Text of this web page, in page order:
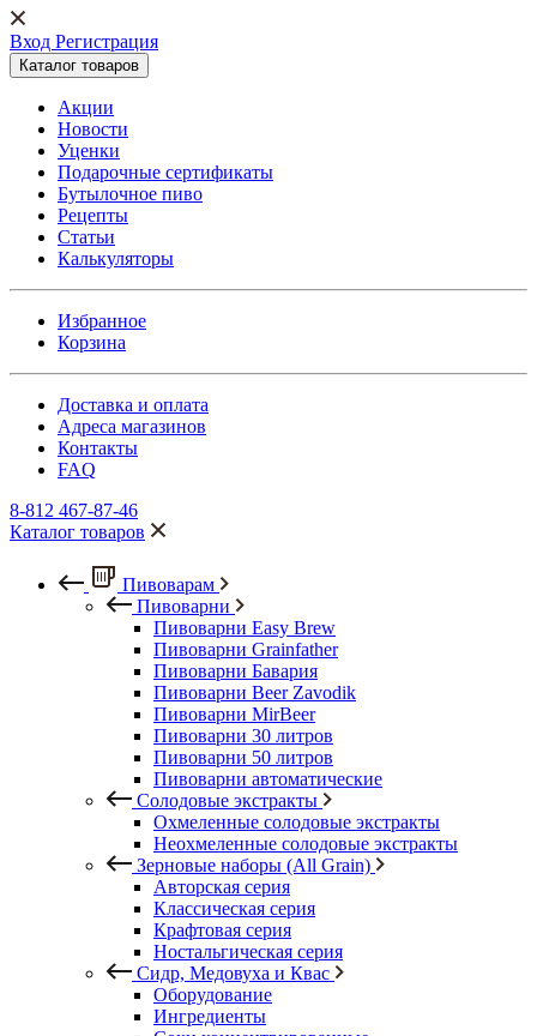
Вход Регистрация
Каталог товаров
Акции
Новости
Уценки
Подарочные сертификаты
Бутылочное пиво
Рецепты
Статьи
Калькуляторы
Избранное
Корзина
Доставка и оплата
Адреса магазинов
Контакты
FAQ
8-812 467-87-46
Каталог товаров
Пивоварам
Пивоварни
Пивоварни Easy Brew
Пивоварни Grainfather
Пивоварни Бавария
Пивоварни Beer Zavodik
Пивоварни MirBeer
Пивоварни 30 литров
Пивоварни 50 литров
Пивоварни автоматические
Солодовые экстракты
Охмеленные солодовые экстракты
Неохмеленные солодовые экстракты
Зерновые наборы (All Grain)
Авторская серия
Классическая серия
Крафтовая серия
Ностальгическая серия
Сидр, Медовуха и Квас
Оборудование
Ингредиенты